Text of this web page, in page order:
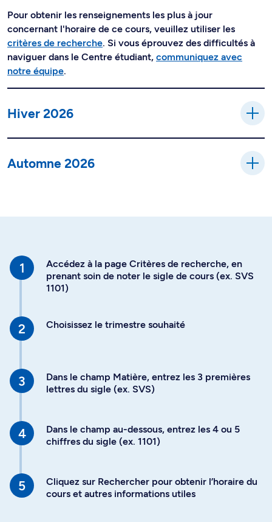
Pour obtenir les renseignements les plus à jour
concernant l'horaire de ce cours, veuillez utiliser les
critères de recherche. Si vous éprouvez des difficultés à
naviguer dans le Centre étudiant, communiquez avec
notre équipe.
Hiver 2026
Automne 2026
Accédez à la page Critères de recherche, en
prenant soin de noter le sigle de cours (ex. SVS
1101)
Choisissez le trimestre souhaité
Dans le champ Matière, entrez les 3 premières
lettres du sigle (ex. SVS)
Dans le champ au-dessous, entrez les 4 ou 5
chiffres du sigle (ex. 1101)
Cliquez sur Rechercher pour obtenir l’horaire du
cours et autres informations utiles